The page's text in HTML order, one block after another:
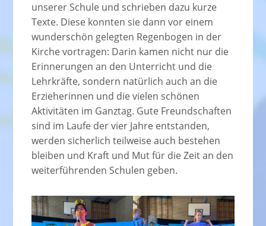
unserer Schule und schrieben dazu kurze
Texte. Diese konnten sie dann vor einem
wunderschön gelegten Regenbogen in der
Kirche vortragen: Darin kamen nicht nur die
Erinnerungen an den Unterricht und die
Lehrkräfte, sondern natürlich auch an die
Erzieherinnen und die vielen schönen
Aktivitäten im Ganztag. Gute Freundschaften
sind im Laufe der vier Jahre entstanden,
werden sicherlich teilweise auch bestehen
bleiben und Kraft und Mut für die Zeit an den
weiterführenden Schulen geben.